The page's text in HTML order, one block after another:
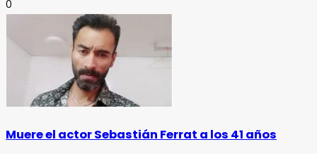
0
Muere el actor Sebastián Ferrat a los 41 años